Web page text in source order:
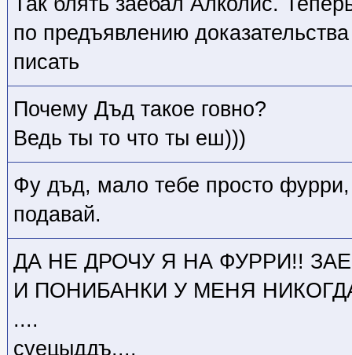
по предъявлению
писать
Почему Дъд такое говно?
Ведь ты то что ты еш)))
Фу дъд, мало тебе просто
подавай.
ДА НЕ ДРОЧУ Я НА ФУРРИ!!
И ПОНИБАНКИ У МЕНЯ
....
суецыддъ....